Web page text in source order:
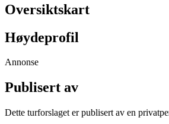
Oversiktskart
Høydeprofil
Annonse
Publisert av
Dette turforslaget er publisert av en